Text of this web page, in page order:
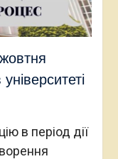
в період дії